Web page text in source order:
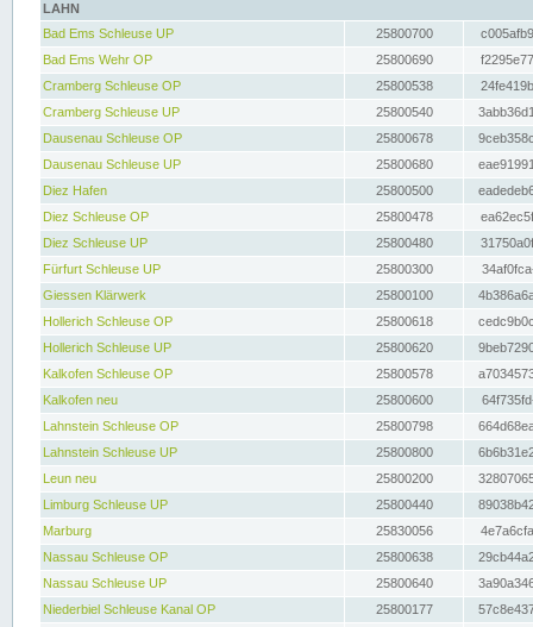
LAHN
Bad Ems Schleuse UP
25800700
Bad Ems Wehr OP
25800690
Cramberg Schleuse OP
25800538
Cramberg Schleuse UP
25800540
Dausenau Schleuse OP
25800678
Dausenau Schleuse UP
25800680
Diez Hafen
25800500
Diez Schleuse OP
25800478
Diez Schleuse UP
25800480
Fürfurt Schleuse UP
25800300
Giessen Klärwerk
25800100
Hollerich Schleuse OP
25800618
Hollerich Schleuse UP
25800620
Kalkofen Schleuse OP
25800578
Kalkofen neu
25800600
Lahnstein Schleuse OP
25800798
Lahnstein Schleuse UP
25800800
Leun neu
25800200
Limburg Schleuse UP
25800440
Marburg
25830056
Nassau Schleuse OP
25800638
Nassau Schleuse UP
25800640
Niederbiel Schleuse Kanal OP
25800177